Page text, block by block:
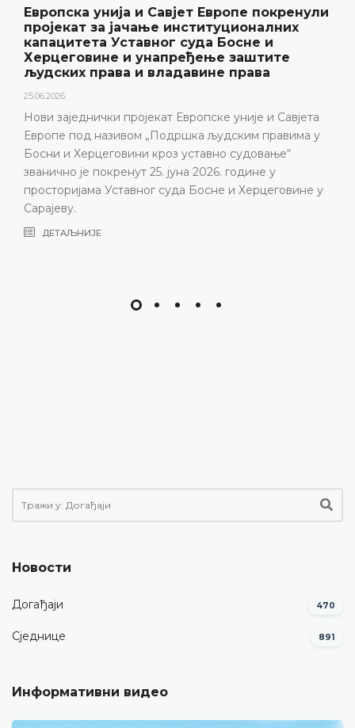
Европска унија и Савјет Европе покренули
пројекат за јачање институционалних
капацитета Уставног суда Босне и
Херцеговине и унапређење заштите
људских права и владавине права
25.06.2026.
Нови заједнички пројекат Европске уније и Савјета
Европе под називом „Подршка људским правима у
Босни и Херцеговини кроз уставно судовање“
званично је покренут 25. јуна 2026. године у
просторијама Уставног суда Босне и Херцеговине у
Сарајеву.
ДЕТАЉНИЈЕ
Новости
Догађаји 470
Сједнице 891
Информативни видео